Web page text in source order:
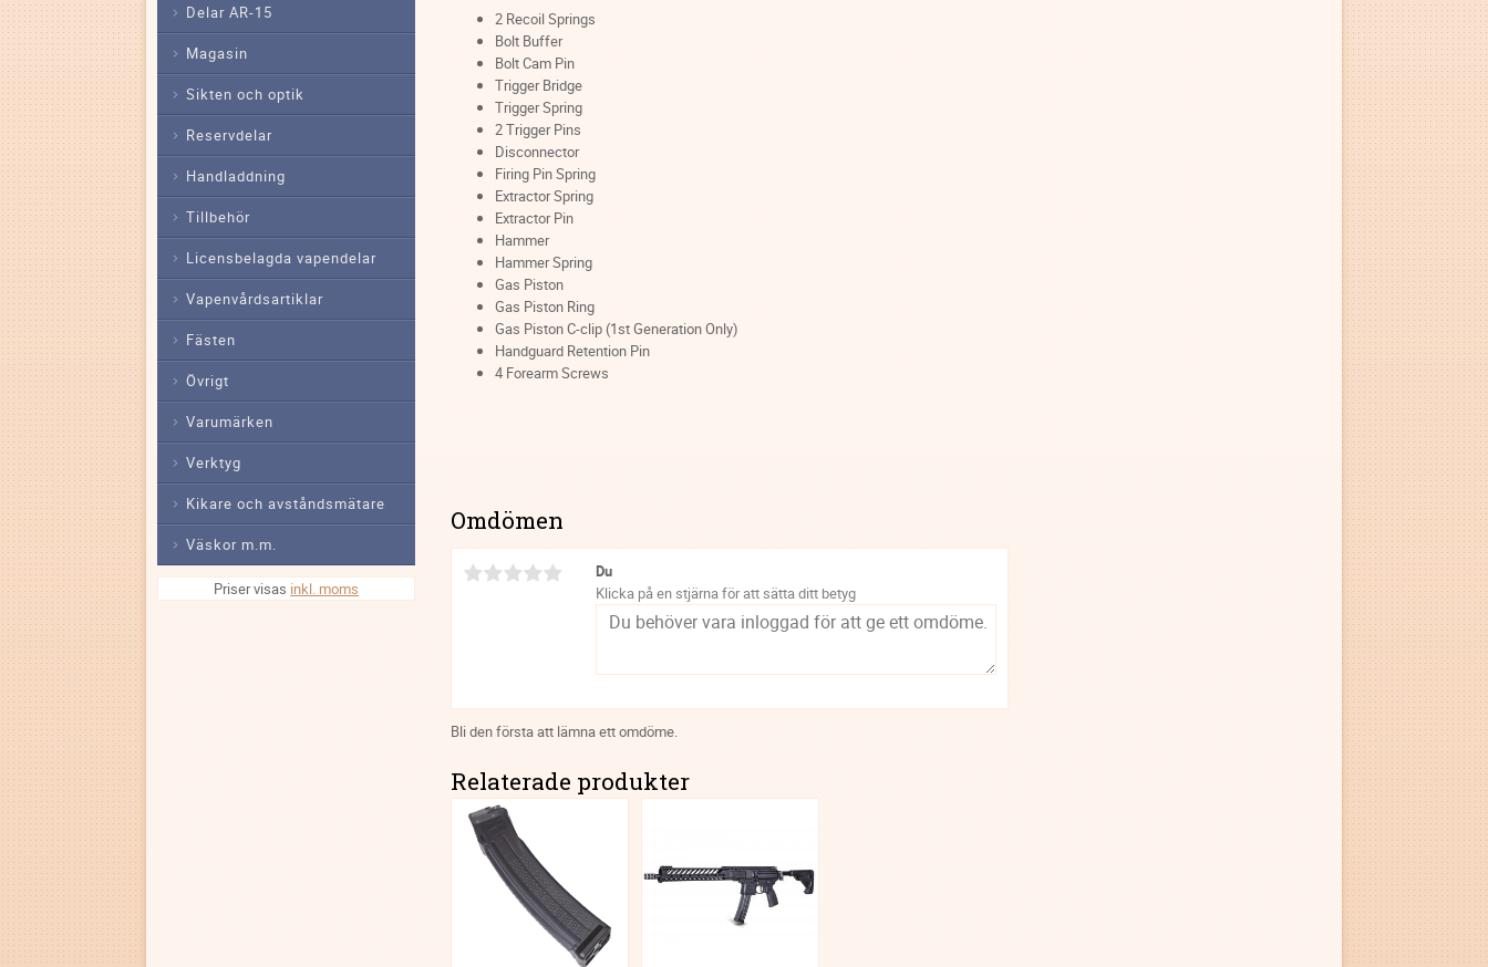
2 Recoil Springs
Bolt Buffer
Bolt Cam Pin
Trigger Bridge
Trigger Spring
2 Trigger Pins
Disconnector
Firing Pin Spring
Extractor Spring
Extractor Pin
Hammer
Hammer Spring
Gas Piston
Gas Piston Ring
Gas Piston C-clip (1st Generation Only)
Handguard Retention Pin
4 Forearm Screws
Omdömen
Du
Klicka på en stjärna för att sätta ditt betyg
Bli den första att lämna ett omdöme.
Relaterade produkter
Delar AR-15
Magasin
Sikten och optik
Reservdelar
Handladdning
Tillbehör
Licensbelagda vapendelar
Vapenvårdsartiklar
Fästen
Övrigt
Varumärken
Verktyg
Kikare och avståndsmätare
Väskor m.m.
Priser visas inkl. moms